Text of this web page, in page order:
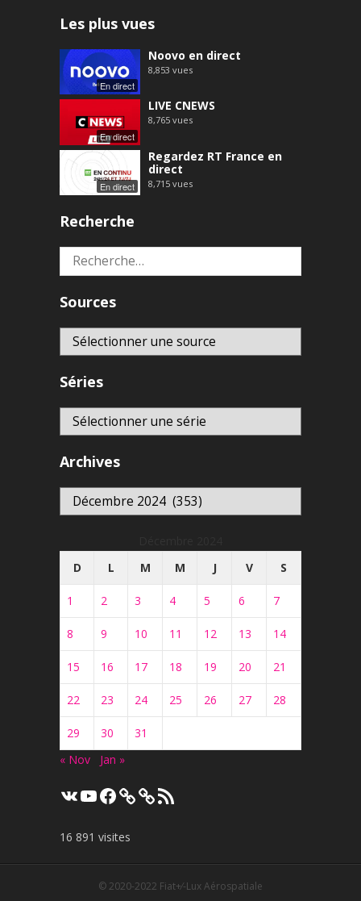
Les plus vues
En direct
Noovo en direct
8,853 vues
En direct
LIVE CNEWS
8,765 vues
En direct
Regardez RT France en
direct
8,715 vues
Recherche
Rechercher :
Sources
Séries
Archives
Archives
D
L M M J V S
1 2 3 4 5 6 7
8 9 10 11 12 13 14
15 16 17 18 19 20 21
22 23 24 25 26 27 28
29 30
31
« Nov
Jan »
VK YouTube
Facebook Flux
RSS
16 891 visites
© 2020-2022 Fiat+⁄-Lux Aérospatiale